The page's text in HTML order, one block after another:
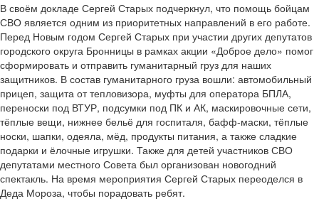
В своём докладе Сергей Старых подчеркнул, что помощь бойцам
СВО является одним из приоритетных направлений в его работе.
Перед Новым годом Сергей Старых при участии других депутатов
городского округа Бронницы в рамках акции «Доброе дело» помог
сформировать и отправить гуманитарный груз для наших
защитников. В состав гуманитарного груза вошли: автомобильный
прицеп, защита от тепловизора, муфты для оператора БПЛА,
переноски под ВТУР, подсумки под ПК и АК, маскировочные сети,
тёплые вещи, нижнее бельё для госпиталя, бафф-маски, тёплые
носки, шапки, одеяла, мёд, продукты питания, а также сладкие
подарки и ёлочные игрушки. Также для детей участников СВО
депутатами местного Совета был организован новогодний
спектакль. На время мероприятия Сергей Старых переоделся в
Деда Мороза, чтобы порадовать ребят.